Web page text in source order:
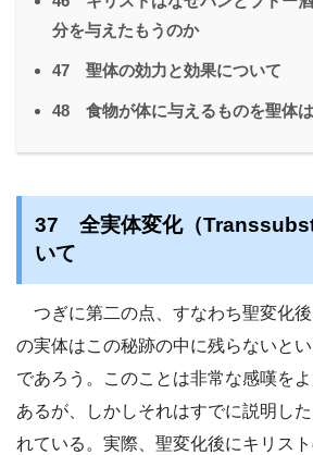
分を与えたもうのか
47 聖体の効力と効果について
48 食物が体に与えるものを聖体
37 全実体変化（
いて
つぎに第二の点、すなわち聖変化
の実体はこの秘跡の中に残らないと
であろう。このことは非常な感嘆を
あるが、しかしそれはすでに説明し
れている。実際、聖変化後にキリスト